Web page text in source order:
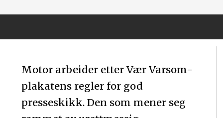
Motor arbeider etter Vær Varsom-
plakatens regler for god
presseskikk. Den som mener seg